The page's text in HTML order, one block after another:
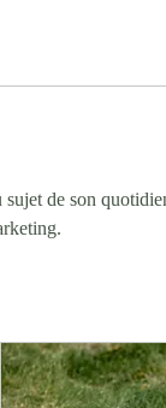
de son